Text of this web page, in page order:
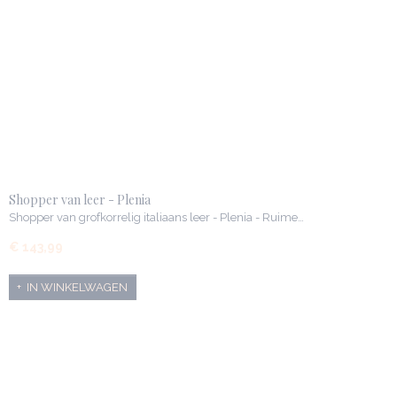
Shopper van leer - Plenia
Shopper van grofkorrelig italiaans leer - Plenia - Ruime…
€ 143,99
IN WINKELWAGEN